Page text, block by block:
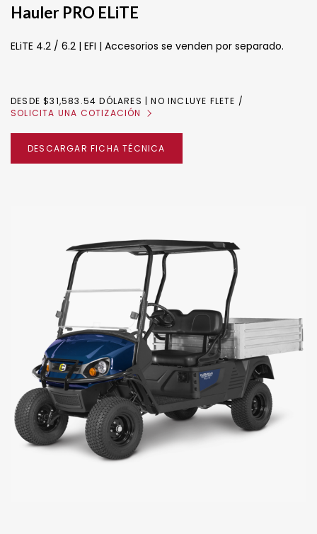
Hauler PRO ELiTE
ELiTE 4.2 / 6.2 | EFI | Accesorios se venden por separado.
DESDE $31,583.54 DÓLARES | NO INCLUYE FLETE
SOLICITA UNA COTIZACIÓN
DESCARGAR FICHA TÉCNICA